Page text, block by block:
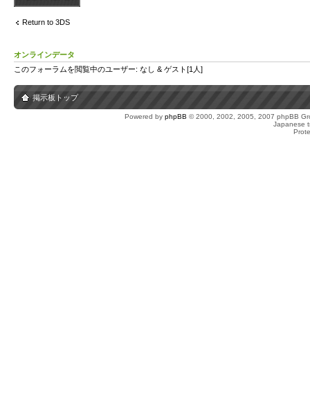
Return to 3DS
オンラインデータ
このフォーラムを閲覧中のユーザー: なし & ゲスト[1人]
掲示板トップ
Powered by phpBB © 2000, 2002, 2005, 2007 phpBB
Japanese